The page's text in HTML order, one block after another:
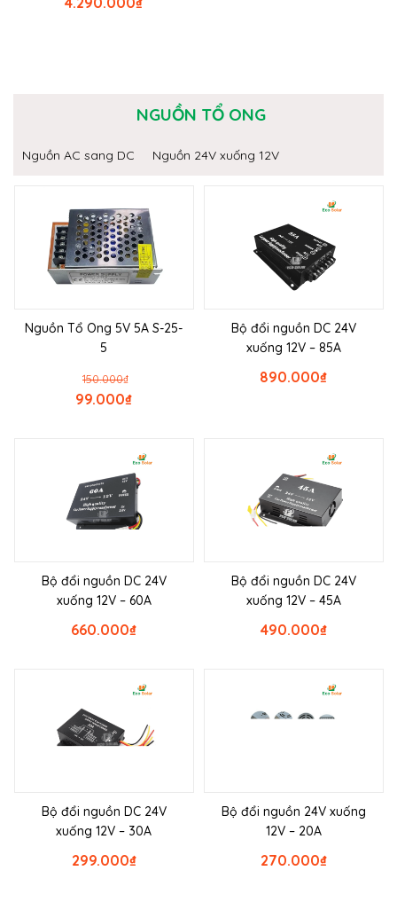
NGUỒN TỔ ONG
Nguồn AC sang DC Nguồn 24V xuống 12V
Nguồn Tổ Ong 5V 5A S-25-
5
₫
150.000
₫
99.000
Bộ đổi nguồn DC 24V
xuống 12V – 85A
₫
890.000
Bộ đổi nguồn DC 24V
xuống 12V – 60A
₫
660.000
Bộ đổi nguồn DC 24V
xuống 12V – 45A
₫
490.000
Bộ đổi nguồn DC 24V
xuống 12V – 30A
₫
299.000
Bộ đổi nguồn 24V xuống
12V – 20A
₫
270.000